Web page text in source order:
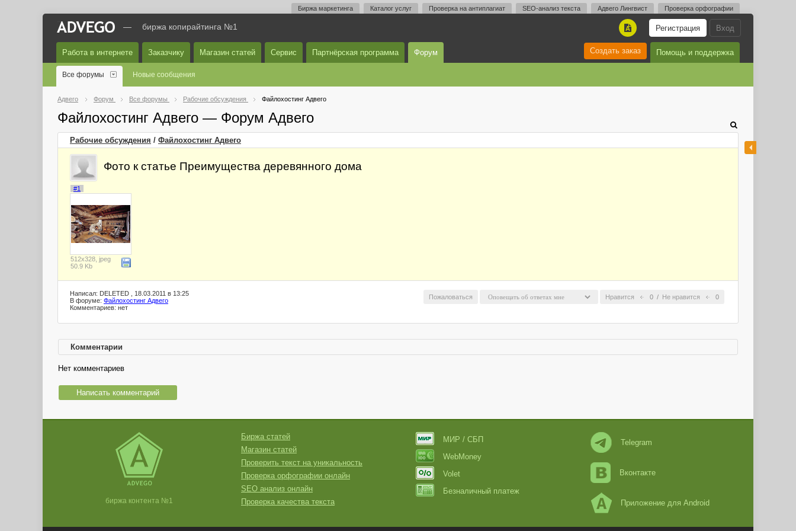
Биржа маркетинга Каталог услуг Проверка на антиплагиат SEO-анализ текста Адвего Лингвист Проверка орфографии
Вход
Регистрация
A
— биржа копирайтинга №1
Работа в интернете Заказчику Магазин статей Сервис Партнёрская программа Форум Помощь и поддержка
Создать заказ
Все форумы Новые сообщения
Адвего Форум Все форумы Рабочие обсуждения Файлохостинг Адвего
Файлохостинг Адвего — Форум Адвего
Рабочие обсуждения / Файлохостинг Адвего
Фото к статье Преимущества деревянного дома
#1
512x328, jpeg
50.9 Kb
Нравится 0 / Не нравится 0
Пожаловаться
Написал: DELETED , 18.03.2011 в 13:25
В форуме: Файлохостинг Адвего
Комментариев: нет
Комментарии
Нет комментариев
Написать комментарий
биржа контента №1
Биржа статей
Магазин статей
Проверить текст на уникальность
Проверка орфографии онлайн
SEO анализ онлайн
Проверка качества текста
МИР / СБП
WebMoney
Volet
Безналичный платеж
Telegram
Вконтакте
Приложение для Android